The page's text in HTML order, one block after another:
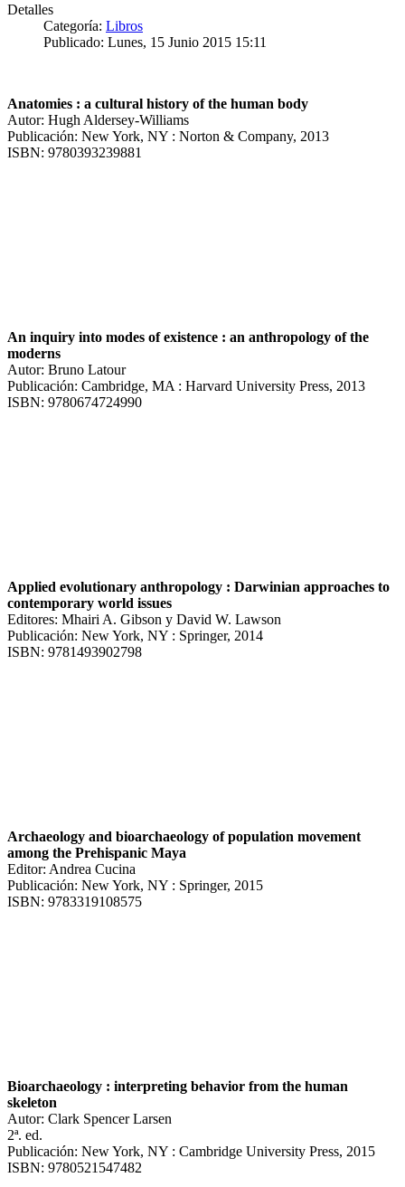
Detalles
Categoría: Libros
Publicado: Lunes, 15 Junio 2015 15:11
Anatomies : a cultural history of the human body
Autor: Hugh Aldersey-Williams
Publicación: New York, NY : Norton & Company, 2013
ISBN: 9780393239881
An inquiry into modes of existence : an anthropology of the
moderns
Autor: Bruno Latour
Publicación: Cambridge, MA : Harvard University Press, 2013
ISBN: 9780674724990
Applied evolutionary anthropology : Darwinian approaches to
contemporary world issues
Editores: Mhairi A. Gibson y David W. Lawson
Publicación: New York, NY : Springer, 2014
ISBN: 9781493902798
Archaeology and bioarchaeology of population movement
among the Prehispanic Maya
Editor: Andrea Cucina
Publicación: New York, NY : Springer, 2015
ISBN: 9783319108575
Bioarchaeology : interpreting behavior from the human
skeleton
Autor: Clark Spencer Larsen
2ª. ed.
Publicación: New York, NY : Cambridge University Press, 2015
ISBN: 9780521547482